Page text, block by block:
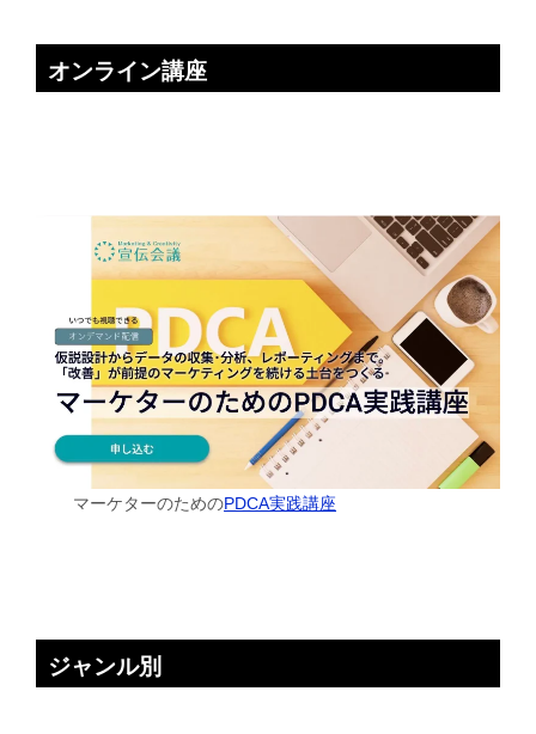
オンライン講座
マーケターのためのPDCA実践講座
ジャンル別